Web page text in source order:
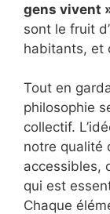
gens vivent
sont le fruit
habitants, et
Tout en
philosophie
collectif.
notre qualité
accessibles,
qui est
Chaque